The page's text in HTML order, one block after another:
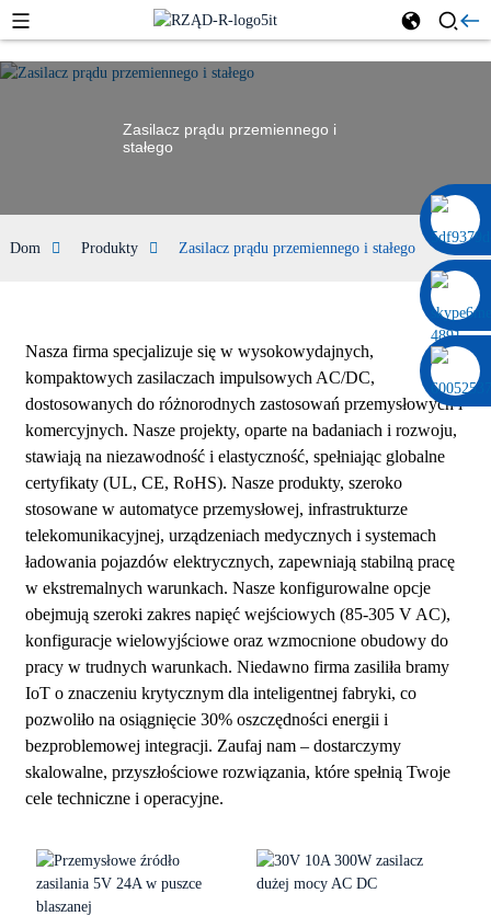
0086 13322920697
Zasilacz prądu przemiennego i
stałego
Dom Produkty Zasilacz prądu przemiennego i stałego
Nasza firma specjalizuje się w wysokowydajnych,
kompaktowych zasilaczach impulsowych AC/DC,
dostosowanych do różnorodnych zastosowań przemysłowych i
komercyjnych. Nasze projekty, oparte na badaniach i rozwoju,
stawiają na niezawodność i elastyczność, spełniając globalne
certyfikaty (UL, CE, RoHS). Nasze produkty, szeroko
stosowane w automatyce przemysłowej, infrastrukturze
telekomunikacyjnej, urządzeniach medycznych i systemach
ładowania pojazdów elektrycznych, zapewniają stabilną pracę
w ekstremalnych warunkach. Nasze konfigurowalne opcje
obejmują szeroki zakres napięć wejściowych (85-305 V AC),
konfiguracje wielowyjściowe oraz wzmocnione obudowy do
pracy w trudnych warunkach. Niedawno firma zasiliła bramy
IoT o znaczeniu krytycznym dla inteligentnej fabryki, co
pozwoliło na osiągnięcie 30% oszczędności energii i
bezproblemowej integracji. Zaufaj nam – dostarczymy
skalowalne, przyszłościowe rozwiązania, które spełnią Twoje
cele techniczne i operacyjne.